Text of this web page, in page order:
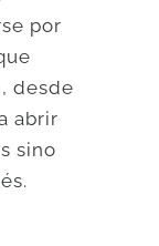
por
desde
abrir
sino